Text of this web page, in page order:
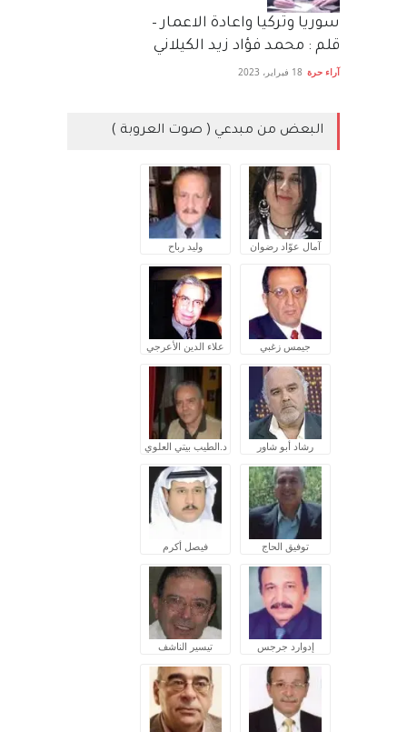
سوريا وتركيا واعادة الاعمار –
قلم : محمد فؤاد زيد الكيلاني
آراء حرة 18 فبراير، 2023
البعض من مبدعي ( صوت العروبة )
آمال عوّاد رضوان وليد رباح
جيمس زغبي علاء الدين الأعرجي
رشاد أبو شاور د.الطيب بيتي العلوي
توفيق الحاج فيصل أكرم
إدوارد جرجس تيسير الناشف